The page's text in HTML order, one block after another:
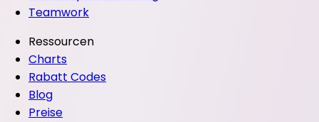
Teamwork
Ressourcen
Charts
Rabatt Codes
Blog
Preise